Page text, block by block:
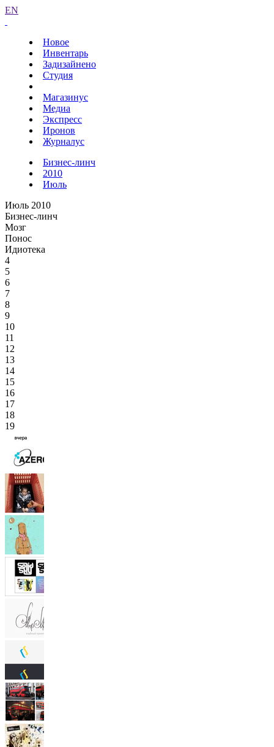
EN
Новое
Инвентарь
Задизайнено
Студия
Магазинус
Медиа
Экспресс
Иронов
Журналус
Бизнес-линч
2010
Июль
Июль 2010
Бизнес-линч
Мозг
Понос
Идиотека
4
5
6
7
8
9
10
11
12
13
14
15
16
17
18
19